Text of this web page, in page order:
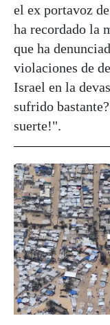
el ex portavoz
ha recordado la
que ha
violaciones de
Israel en la
sufrido
suerte!".